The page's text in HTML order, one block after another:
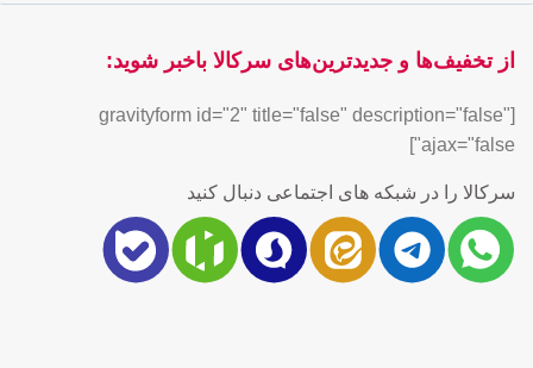
از تخفیف‌ها و جدیدترین‌های سرکالا باخبر شوید:
[gravityform id="2" title="false" description="false"
ajax="false"]
سرکالا را در شبکه های اجتماعی دنبال کنید